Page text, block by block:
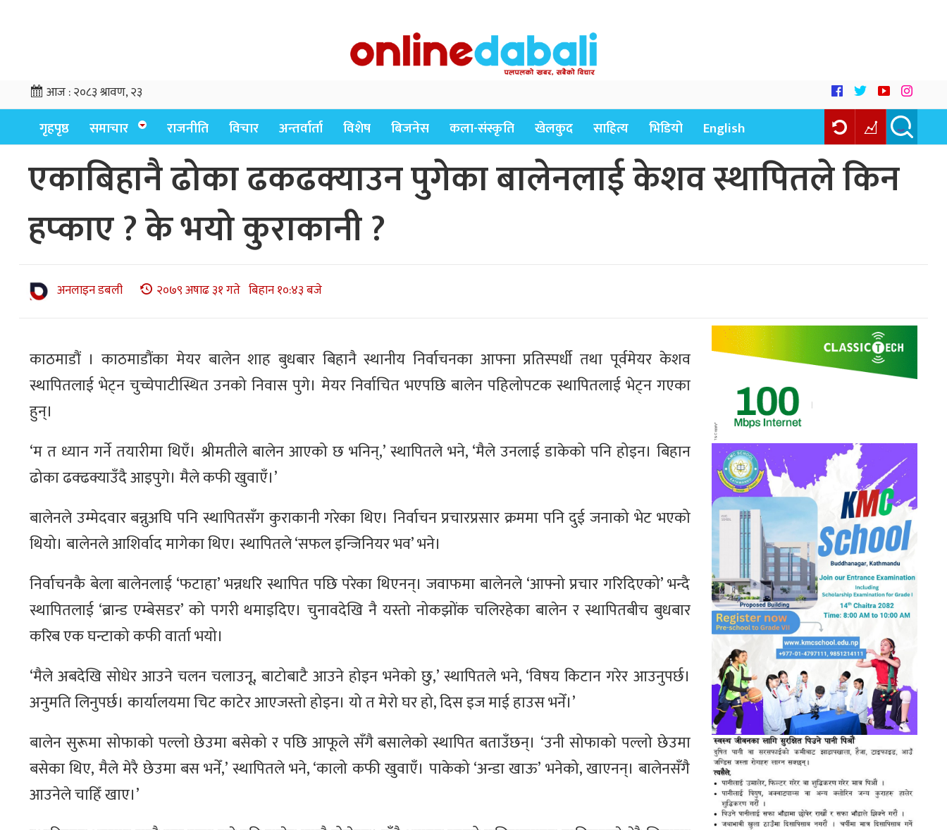
आज :२०८३ श्रावण, २३
गृहपृष्ठ समाचार राजनीति विचार अन्तर्वार्ता विशेष बिजनेस कला-संस्कृति खेलकुद साहित्य भिडियो English
एकाबिहानै ढोका ढकढक्याउन पुगेका बालेनलाई केशव स्थापितले किन
हप्काए ? के भयो कुराकानी ?
अनलाइन डबली २०७९ अषाढ ३१ गते बिहान १०:४३ बजे
काठमाडौं । काठमाडौंका मेयर बालेन शाह बुधबार बिहानै स्थानीय निर्वाचनका आफ्ना प्रतिस्पर्धी तथा पूर्वमेयर केशव
स्थापितलाई भेट्न चुच्चेपाटीस्थित उनको निवास पुगे। मेयर निर्वाचित भएपछि बालेन पहिलोपटक स्थापितलाई भेट्न गएका
हुन्।
‘म त ध्यान गर्ने तयारीमा थिएँ। श्रीमतीले बालेन आएको छ भनिन्,’ स्थापितले भने, ‘मैले उनलाई डाकेको पनि होइन। बिहान
ढोका ढक्ढक्याउँदै आइपुगे। मैले कफी खुवाएँ।’
बालेनले उम्मेदवार बन्नुअघि पनि स्थापितसँग कुराकानी गरेका थिए। निर्वाचन प्रचारप्रसार क्रममा पनि दुई जनाको भेट भएको
थियो। बालेनले आशिर्वाद मागेका थिए। स्थापितले ‘सफल इन्जिनियर भव’ भने।
निर्वाचनकै बेला बालेनलाई ‘फटाहा’ भन्नधरि स्थापित पछि परेका थिएनन्। जवाफमा बालेनले ‘आफ्नो प्रचार गरिदिएको’ भन्दै
स्थापितलाई ‘ब्रान्ड एम्बेसडर’ को पगरी थमाइदिए। चुनावदेखि नै यस्तो नोकझोंक चलिरहेका बालेन र स्थापितबीच बुधबार
करिब एक घन्टाको कफी वार्ता भयो।
‘मैले अबदेखि सोधेर आउने चलन चलाउनू, बाटोबाटै आउने होइन भनेको छु,’ स्थापितले भने, ‘विषय किटान गरेर आउनुपर्छ।
अनुमति लिनुपर्छ। कार्यालयमा चिट काटेर आएजस्तो होइन। यो त मेरो घर हो, दिस इज माई हाउस भनेँ।’
बालेन सुरूमा सोफाको पल्लो छेउमा बसेको र पछि आफूले सँगै बसालेको स्थापित बताउँछन्। ‘उनी सोफाको पल्लो छेउमा
बसेका थिए, मैले मेरै छेउमा बस भनेँ,’ स्थापितले भने, ‘कालो कफी खुवाएँ। पाकेको ‘अन्डा खाऊ’ भनेको, खाएनन्। बालेनसँगै
आउनेले चाहिँ खाए।’